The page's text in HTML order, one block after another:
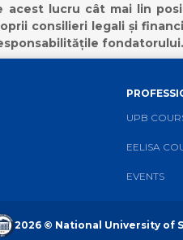
acest lucru cât mai lin
consilieri legali și
fondatorului.
UPB
EELISA
EVENTS
2026 © National University of